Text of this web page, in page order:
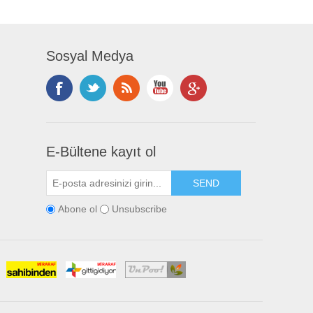
Sosyal Medya
E-Bültene kayıt ol
Abone ol Unsubscribe